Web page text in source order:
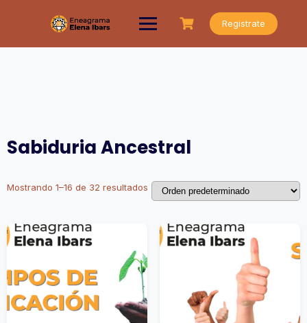
Registrate
Sabiduria Ancestral
Mostrando 1–16 de 32 resultados